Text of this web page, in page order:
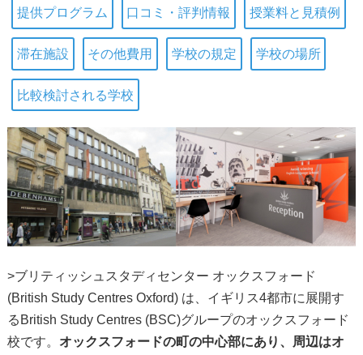
提供プログラム 口コミ・評判情報 授業料と見積例
滞在施設 その他費用 学校の規定 学校の場所
比較検討される学校
>ブリティッシュスタディセンター オックスフォード
(British Study Centres Oxford) は、イギリス4都市に展開す
るBritish Study Centres (BSC)グループのオックスフォード
校です。 オックスフォードの町の中心部にあり、周辺はオ